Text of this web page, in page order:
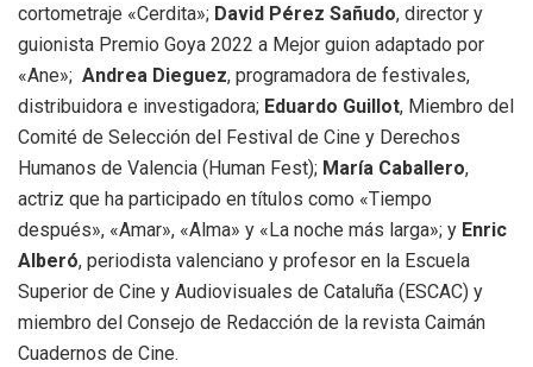
cortometraje «Cerdita»; David Pérez Sañudo, director y
guionista Premio Goya 2022 a Mejor guion adaptado por
«Ane»; Andrea Dieguez, programadora de festivales,
distribuidora e investigadora; Eduardo Guillot, Miembro del
Comité de Selección del Festival de Cine y Derechos
Humanos de Valencia (Human Fest); María Caballero,
actriz que ha participado en títulos como «Tiempo
después», «Amar», «Alma» y «La noche más larga»; y Enric
Alberó, periodista valenciano y profesor en la Escuela
Superior de Cine y Audiovisuales de Cataluña (ESCAC) y
miembro del Consejo de Redacción de la revista Caimán
Cuadernos de Cine.